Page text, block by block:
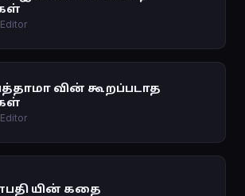
வின் கூறப்படாத
யின் கதை